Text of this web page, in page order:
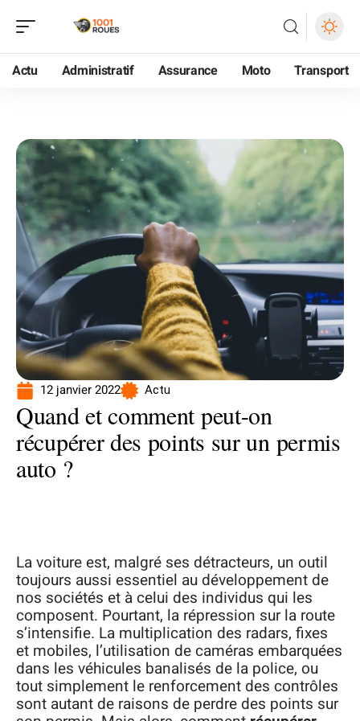
Actu Administratif Assurance Moto Transport
12 janvier 2022 Actu
Quand et comment peut-on
récupérer des points sur un permis
auto ?
La voiture est, malgré ses détracteurs, un outil
toujours aussi essentiel au développement de
nos sociétés et à celui des individus qui les
composent. Pourtant, la répression sur la route
s’intensifie. La multiplication des radars, fixes
et mobiles, l’utilisation de caméras embarquées
dans les véhicules banalisés de la police, ou
tout simplement le renforcement des contrôles
sont autant de raisons de perdre des points sur